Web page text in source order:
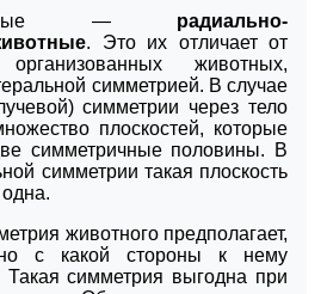
— радиально-
. Это их отличает от
животных,
симметрией. В случае
симметрии через тело
плоскостей, которые
симметричные половины. В
симметрии такая плоскость
животного предполагает,
с какой стороны к нему
симметрия выгодна при